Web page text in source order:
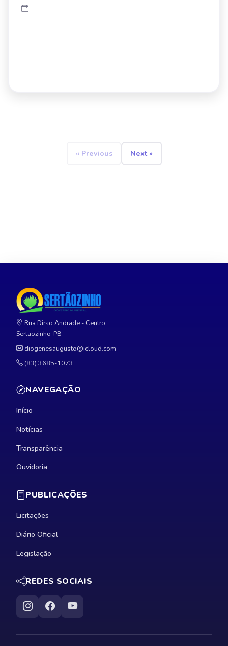
« Previous Next »
Rua Dirso Andrade - Centro
Sertaozinho-PB
diogenesaugusto@icloud.com
(83) 3685-1073
NAVEGAÇÃO
Início
Notícias
Transparência
Ouvidoria
PUBLICAÇÕES
Licitações
Diário Oficial
Legislação
REDES SOCIAIS